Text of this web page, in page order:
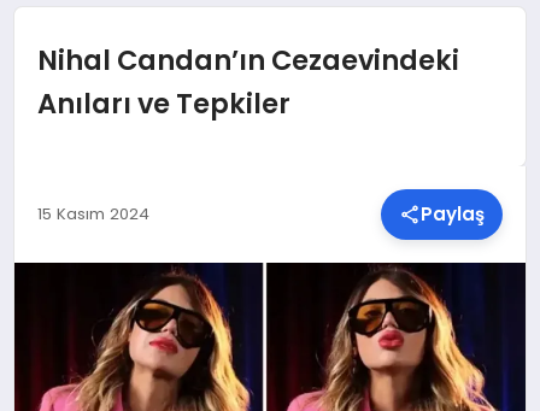
GÜNDEM
MAGAZIN
TEKNOLOJI
Nihal Candan’ın Cezaevindeki
Anıları ve Tepkiler
15 Kasım 2024 Paylaş